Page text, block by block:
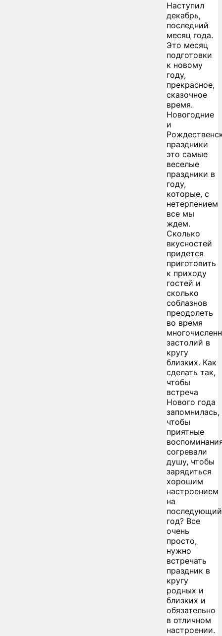
Наступил
декабрь,
последний
месяц года.
Это месяц
подготовки
к новому
году,
прекрасное,
сказочное
время.
Новогодние
и
праздники
это самые
веселые
праздники в
году,
которые, с
нетерпением
все мы
ждем.
Сколько
вкусностей
придется
приготовить
к приходу
гостей и
сколько
соблазнов
преодолеть
во время
застолий в
кругу
близких. Как
сделать так,
чтобы
встреча
Нового года
запомнилась,
чтобы
приятные
согревали
душу, чтобы
зарядиться
хорошим
настроением
на
последующий
год? Все
очень
просто,
нужно
встречать
праздник в
кругу
родных и
близких и
обязательно
в отличном
настроении.